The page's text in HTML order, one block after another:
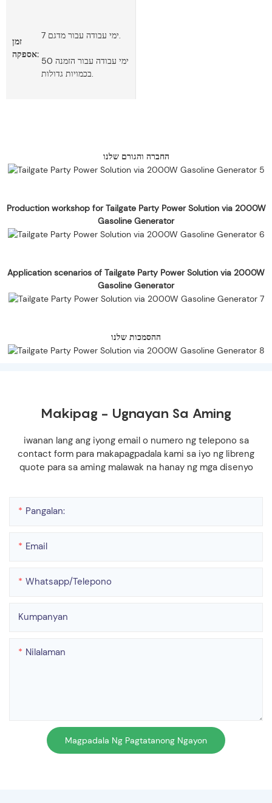
זמן
אספקה:
7 ימי עבודה עבור מדגם.
50 ימי עבודה עבור הזמנה
בכמויות גדולות.
החברה והגורם שלנו
Production workshop for Tailgate Party Power Solution via 2000W
Gasoline Generator
Application scenarios of Tailgate Party Power Solution via 2000W
Gasoline Generator
ההסמכות שלנו
Makipag - Ugnayan Sa Aming
iwanan lang ang iyong email o numero ng telepono sa
contact form para makapagpadala kami sa iyo ng libreng
quote para sa aming malawak na hanay ng mga disenyo
Pangalan:
Email
Whatsapp/telepono
Kumpanyan
Nilalaman
Magpadala Ng Pagtatanong Ngayon